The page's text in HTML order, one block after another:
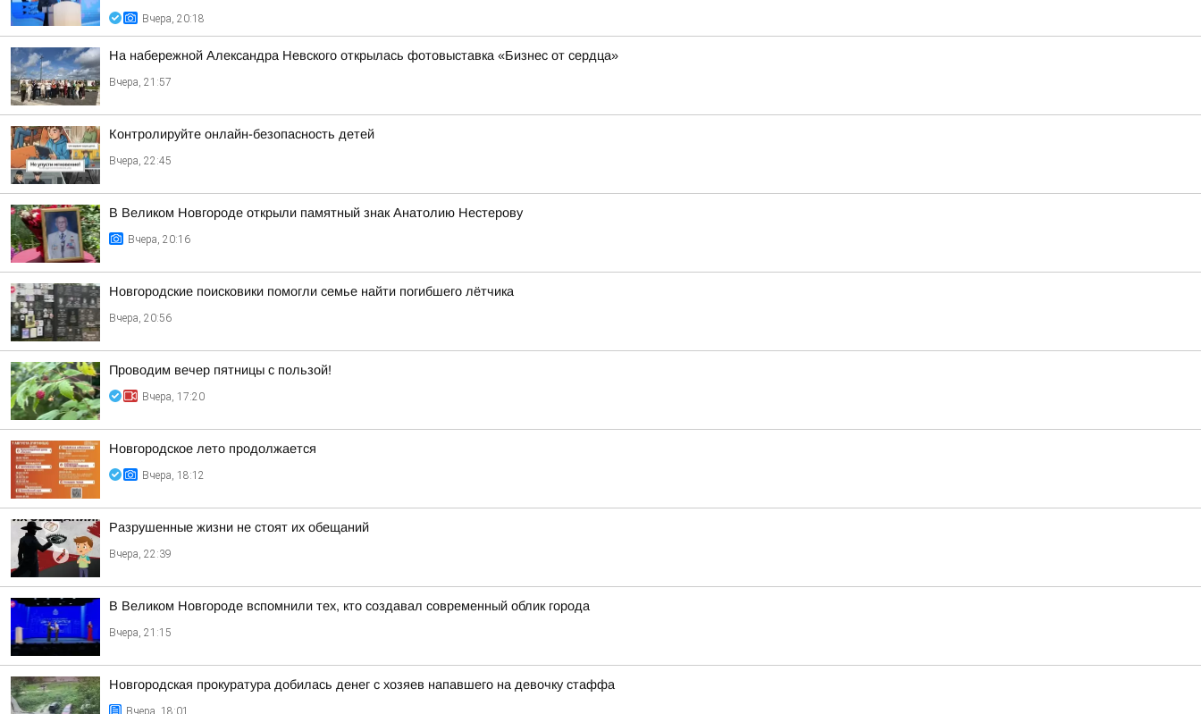
Вчера, 20:18
На набережной Александра Невского открылась фотовыставка «Бизнес от сердца»
Вчера, 21:57
Контролируйте онлайн-безопасность детей
Вчера, 22:45
В Великом Новгороде открыли памятный знак Анатолию Нестерову
Вчера, 20:16
Новгородские поисковики помогли семье найти погибшего лётчика
Вчера, 20:56
Проводим вечер пятницы с пользой!
Вчера, 17:20
Новгородское лето продолжается
Вчера, 18:12
Разрушенные жизни не стоят их обещаний
Вчера, 22:39
В Великом Новгороде вспомнили тех, кто создавал современный облик города
Вчера, 21:15
Новгородская прокуратура добилась денег с хозяев напавшего на девочку стаффа
Вчера, 18:01